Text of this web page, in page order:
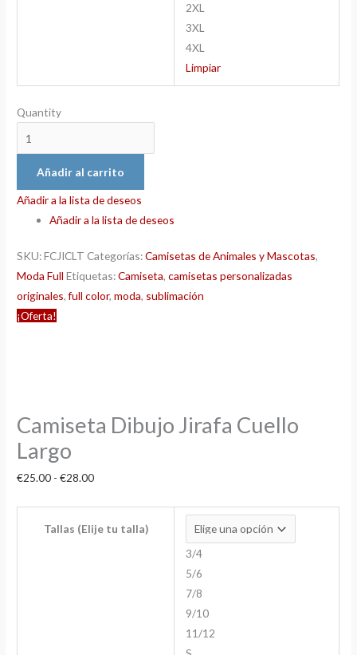
2XL
3XL
4XL
Limpiar
Quantity
Añadir al carrito
Añadir a la lista de deseos
Añadir a la lista de deseos
SKU:FCJICLT Categorías:Camisetas de Animales y Mascotas,
Moda Full Etiquetas:Camiseta,camisetas personalizadas
originales,full color,moda, sublimación
¡Oferta!
Camiseta Dibujo Jirafa Cuello
Largo
€25.00 - €28.00
Tallas (Elije tu talla)
3/4
5/6
7/8
9/10
11/12